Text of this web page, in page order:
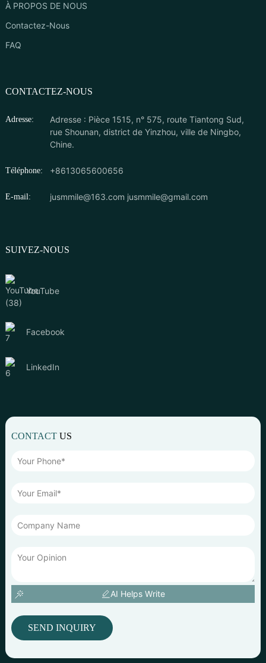
À PROPOS DE NOUS
Contactez-Nous
FAQ
CONTACTEZ-NOUS
Adresse:
Adresse : Pièce 1515, n° 575, route Tiantong Sud,
rue Shounan, district de Yinzhou, ville de Ningbo,
Chine.
Téléphone: +8613065600656
E-mail: jusmmile@163.com jusmmile@gmail.com
SUIVEZ-NOUS
YouTube
Facebook
LinkedIn
CONTACTUS
AI Helps Write
SEND INQUIRY